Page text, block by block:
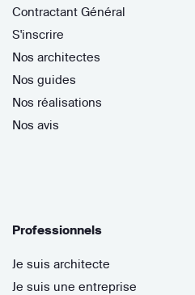
Contractant Général
S'inscrire
Nos architectes
Nos guides
Nos réalisations
Nos avis
Professionnels
Je suis architecte
Je suis une entreprise